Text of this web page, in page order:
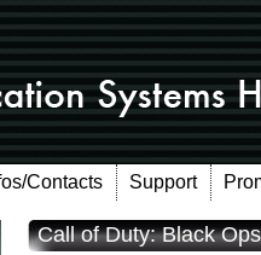
Contacts Support
Call of Duty: Black